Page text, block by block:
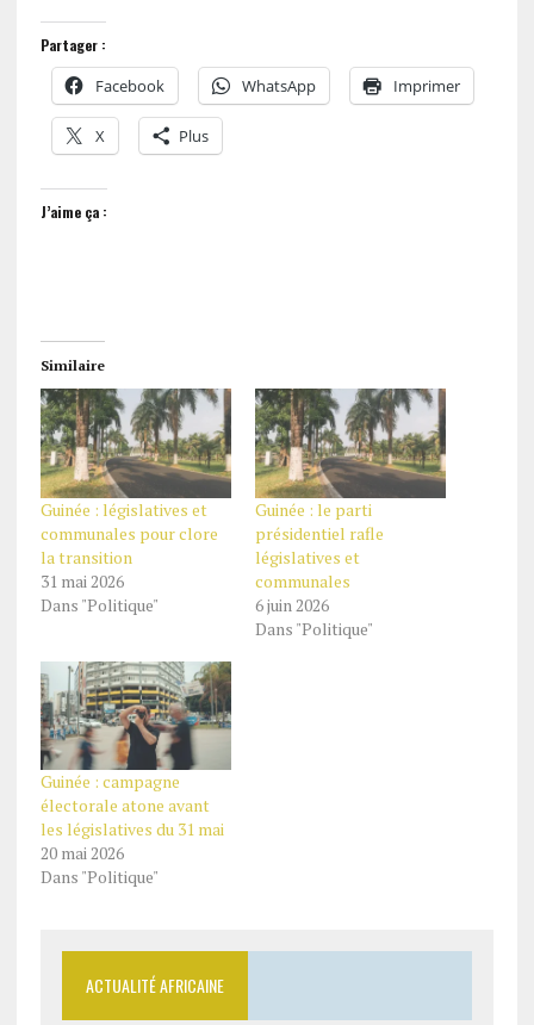
Partager :
Facebook WhatsApp Imprimer
X Plus
J’aime ça :
Similaire
Guinée : législatives et
communales pour clore
la transition
31 mai 2026
Dans "Politique"
Guinée : le parti
présidentiel rafle
législatives et
communales
6 juin 2026
Dans "Politique"
Guinée : campagne
électorale atone avant
les législatives du 31 mai
20 mai 2026
Dans "Politique"
ACTUALITÉ AFRICAINE